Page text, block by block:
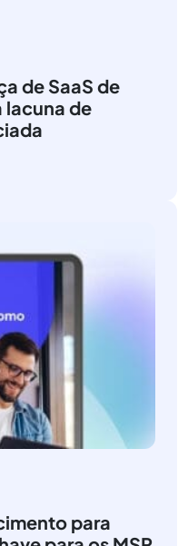
de SaaS de
lacuna de
para